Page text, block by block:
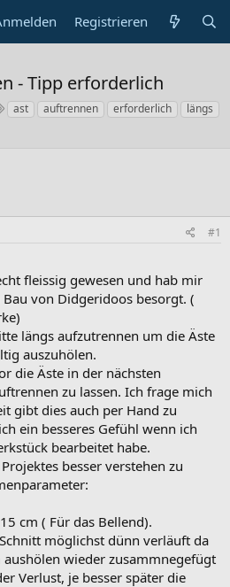
Registrieren
- Tipp erforderlich
S
o
ast auftrennen erforderlich
längs
#1
fleissig gewesen und hab mir
von Didgeridoos besorgt. (
längs aufzutrennen um die Äste
auszuhölen.
die Äste in der nächsten
zu lassen. Ich frage mich
gibt dies auch per Hand zu
ein besseres Gefühl wenn ich
bearbeitet habe.
besser verstehen zu
cm ( Für das Bellend).
möglichst dünn verläuft da
aushölen wieder zusammnegefügt
Verlust, je besser später die